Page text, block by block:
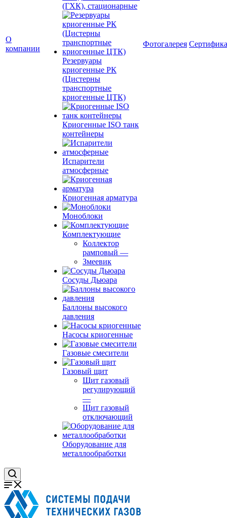
О
компании
(ГХК), стационарные
Резервуары
криогенные РК
(Цистерны
транспортные
криогенные ЦТК)
Криогенные ISO танк
контейнеры
Испарители
атмосферные
Криогенная арматура
Моноблоки
Комплектующие
Коллектор
рамповый —
Змеевик
Сосуды Дьюара
Баллоны высокого
давления
Насосы криогенные
Газовые смесители
Газовый щит
Щит газовый
регулирующий
—
Щит газовый
отключающий
Оборудование для
металлообработки
Фотогалерея